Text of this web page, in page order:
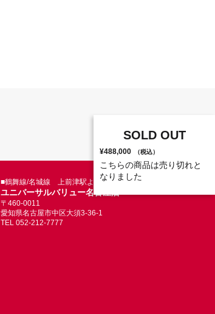
SOLD OUT
¥488,000 （税込）
こちらの商品は売り切れと
なりました
■鶴舞線/名城線 上前津駅より徒歩5分
ユニバーサルバリュー名古屋店
〒460-0011
愛知県名古屋市中区大須3-36-1
TEL 052-212-7777